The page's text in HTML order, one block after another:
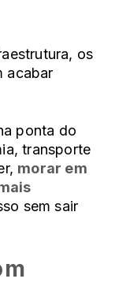
os
acabar
ponta do
transporte
morar em
sem sair